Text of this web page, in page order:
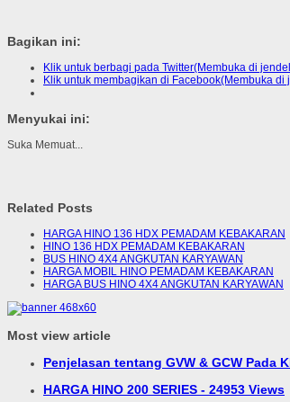
Bagikan ini:
Klik untuk berbagi pada Twitter(Membuka di
Klik untuk membagikan di Facebook(Membuka di
Menyukai ini:
Suka Memuat...
Related Posts
HARGA HINO 136 HDX PEMADAM KEBAKARAN
HINO 136 HDX PEMADAM KEBAKARAN
BUS HINO 4X4 ANGKUTAN KARYAWAN
HARGA MOBIL HINO PEMADAM KEBAKARAN
HARGA BUS HINO 4X4 ANGKUTAN KARYAWAN
Most view article
Penjelasan tentang GVW & GCW Pada
HARGA HINO 200 SERIES - 24953 Views